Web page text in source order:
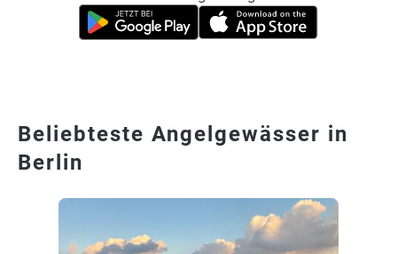
Beliebteste Angelgewässer in
Berlin